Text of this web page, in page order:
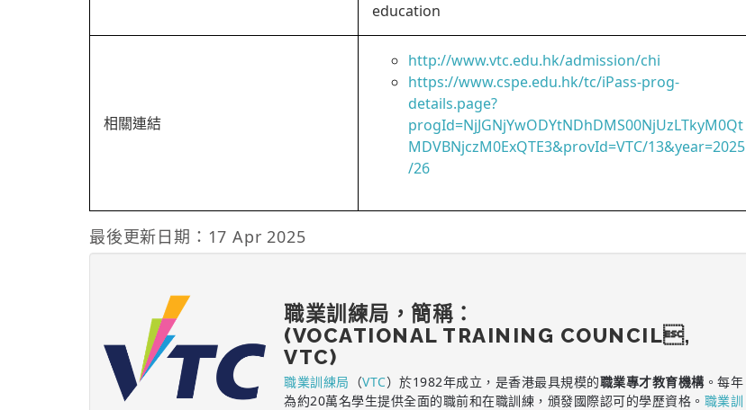
education
相關連結
http://www.vtc.edu.hk/admission/chi
https://www.cspe.edu.hk/tc/iPass-prog-
details.page?
progId=NjJGNjYwODYtNDhDMS00NjUzLTkyM0Qt
MDVBNjczM0ExQTE3&provId=VTC/13&year=2025
/26
最後更新日期：17 Apr 2025
職業訓練局，簡稱：
(VOCATIONAL TRAINING COUNCIL,
VTC)
職業訓練局 （VTC）於1982年成立，是香港最具規模的職業專才教育機構。每年
為約20萬名學生提供全面的職前和在職訓練，頒發國際認可的學歷資格。 職業訓